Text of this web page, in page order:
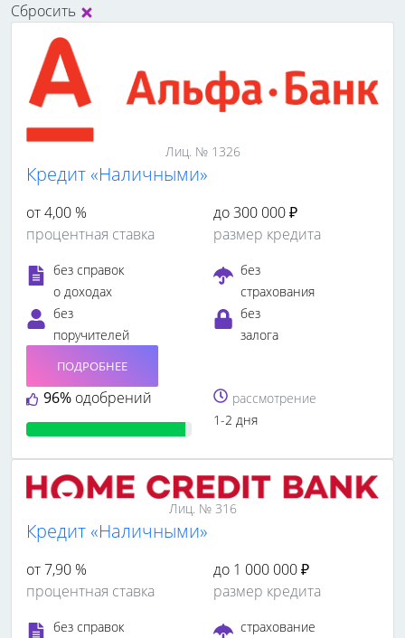
Сбросить
Лиц. № 1326
Кредит «Наличными»
от 4,00 %
процентная ставка
до 300 000 ₽
размер кредита
без справок
о доходах
без
страхования
без
поручителей
без
залога
96% одобрений
ПОДРОБНЕЕ
рассмотрение
1-2 дня
Лиц. № 316
Кредит «Наличными»
от 7,90 %
процентная ставка
до 1 000 000 ₽
размер кредита
без справок
страхование